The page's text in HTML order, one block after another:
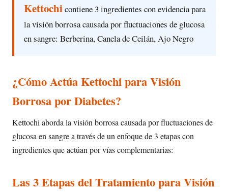
Kettochicontiene 3 ingredientes con evidencia para
la visión borrosa causada por fluctuaciones de glucosa
en sangre: Berberina, Canela de Ceilán, Ajo Negro
¿Cómo Actúa Kettochi para Visión
Borrosa por Diabetes?
Kettochi aborda la visión borrosa causada por fluctuaciones de
glucosa en sangre a través de un enfoque de 3 etapas con
ingredientes que actúan por vías complementarias:
Las 3 Etapas del Tratamiento para Visión